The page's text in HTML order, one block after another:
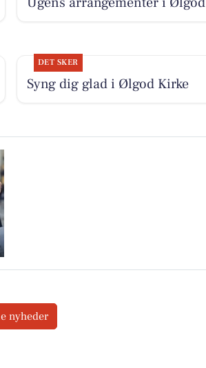
DET SKER
Syng dig glad i Ølgod Kirke
nyheder